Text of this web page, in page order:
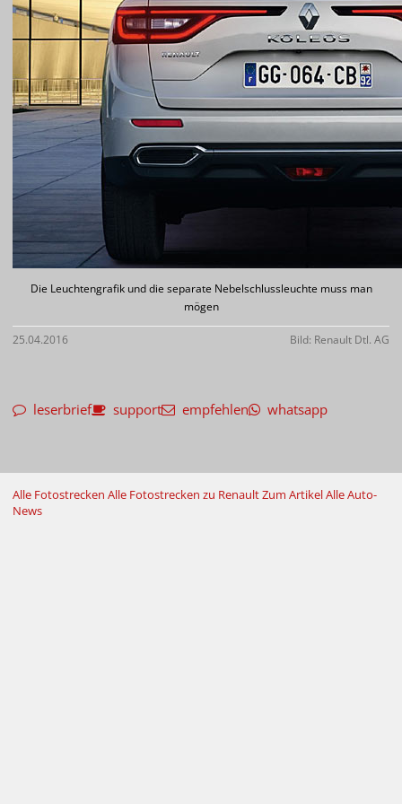
Die Leuchtengrafik und die separate Nebelschlussleuchte muss man
mögen
25.04.2016 Bild: Renault Dtl. AG
leserbrief support empfehlen whatsapp
Alle Fotostrecken Alle Fotostrecken zu RenaultZum ArtikelAlle Auto-
News